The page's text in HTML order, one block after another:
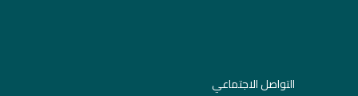
التواصل الاجتماعي